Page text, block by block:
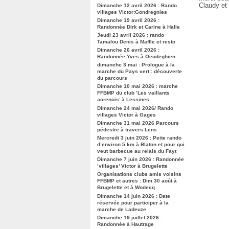
Dimanche 12 avril 2026 : Rando
villages Victor:Gondregnies
Dimanche 19 avril 2026 :
Randonnée Dirk et Carine à Halle
Jeudi 23 avril 2026 : rando
Tamalou Denis à Maffle et resto
Dimanche 26 avril 2026 :
Randonnée Yves à Oeudeghien
dimanche 3 mai : Prologue à la
marche du Pays vert : découverte
du parcours
Dimanche 10 mai 2026 : marche
FFBMP du club ’Les vaillants
acrenois’ à Lessines
Dimanche 24 mai 2026/ Rando
villages Victor à Gages
Dimanche 31 mai 2026 Parcours
pédestre à travers Lens
Mercredi 3 juin 2026 : Peite rando
d’environ 5 km à Blaton et pour qui
veut barbecue au relais du Fayt
Dimanche 7 juin 2026 : Randonnée
’villages’ Victor à Brugelette
Organisations clubs amis voisins
FFBMP et autres : Dim 30 août à
Brugelette et à Wodecq
Dimanche 14 juin 2026 : Date
réservée pour participer à la
marche de Ladeuze
Dimanche 19 juillet 2026 :
Randonnée à Hautrage
Claudy et